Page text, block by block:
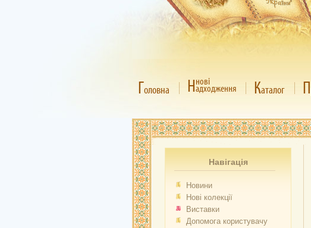
Головна Ннові
адходження Каталог П
Навігація
Новини
Нові колекції
Виставки
Допомога користувачу